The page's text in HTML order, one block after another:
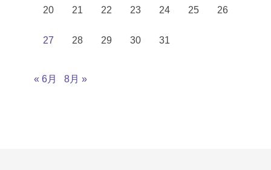
20 21 22 23 24 25 26
27 28 29 30 31
« 6月 8月 »